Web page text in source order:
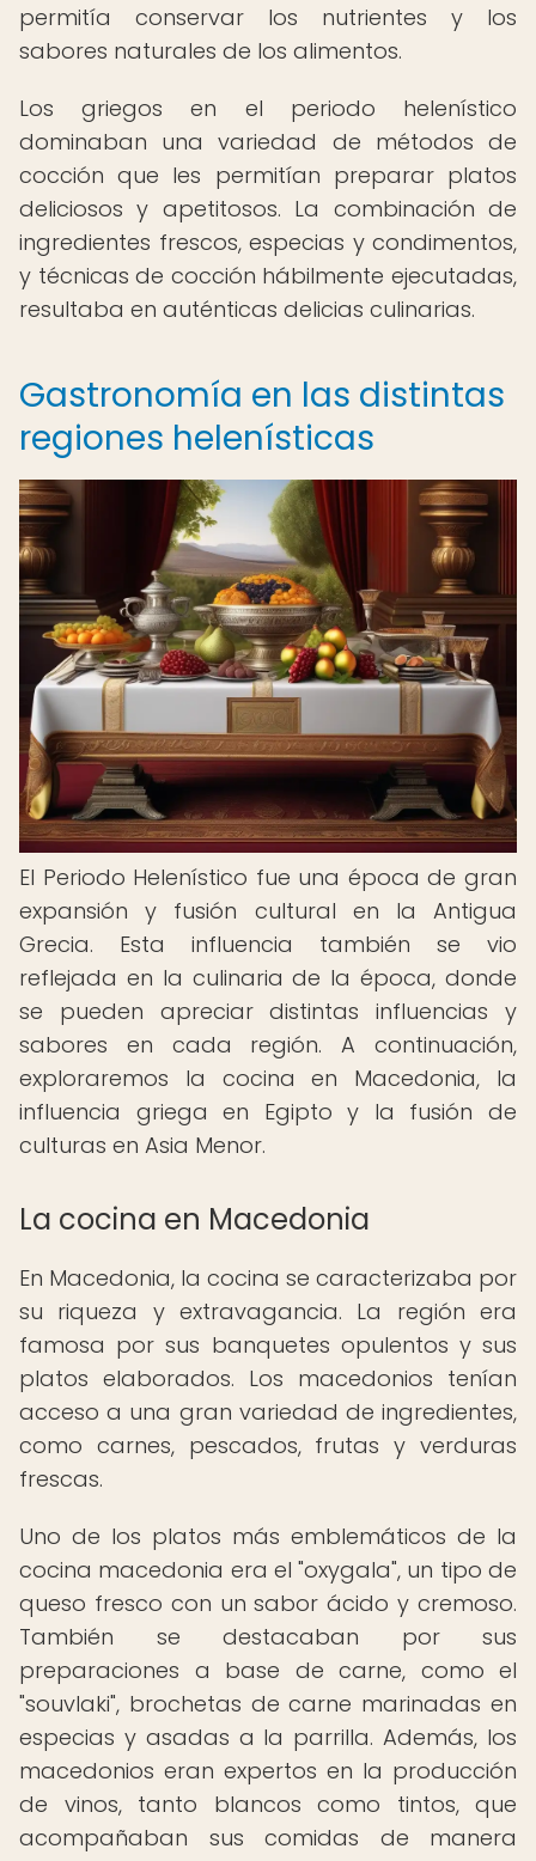
permitía conservar los nutrientes y los
sabores naturales de los alimentos.
Los griegos en el periodo helenístico
dominaban una variedad de métodos de
cocción que les permitían preparar platos
deliciosos y apetitosos. La combinación de
ingredientes frescos, especias y condimentos,
y técnicas de cocción hábilmente ejecutadas,
resultaba en auténticas delicias culinarias.
Gastronomía en las distintas
regiones helenísticas
El Periodo Helenístico fue una época de gran
expansión y fusión cultural en la Antigua
Grecia. Esta influencia también se vio
reflejada en la culinaria de la época, donde
se pueden apreciar distintas influencias y
sabores en cada región. A continuación,
exploraremos la cocina en Macedonia, la
influencia griega en Egipto y la fusión de
culturas en Asia Menor.
La cocina en Macedonia
En Macedonia, la cocina se caracterizaba por
su riqueza y extravagancia. La región era
famosa por sus banquetes opulentos y sus
platos elaborados. Los macedonios tenían
acceso a una gran variedad de ingredientes,
como carnes, pescados, frutas y verduras
frescas.
Uno de los platos más emblemáticos de la
cocina macedonia era el "oxygala", un tipo de
queso fresco con un sabor ácido y cremoso.
También se destacaban por sus
preparaciones a base de carne, como el
"souvlaki", brochetas de carne marinadas en
especias y asadas a la parrilla. Además, los
macedonios eran expertos en la producción
de vinos, tanto blancos como tintos, que
acompañaban sus comidas de manera